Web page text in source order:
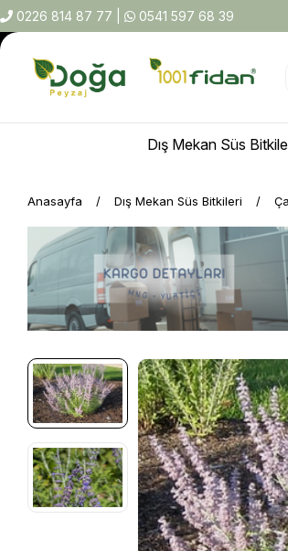
0226 814 87 77 0541 597 68 39
Dış Mekan Süs
Anasayfa Dış Mekan Süs Bitkileri